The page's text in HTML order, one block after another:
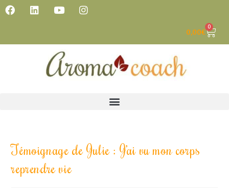
0,00€
0
Témoignage de Julie : J’ai vu mon corps
reprendre vie